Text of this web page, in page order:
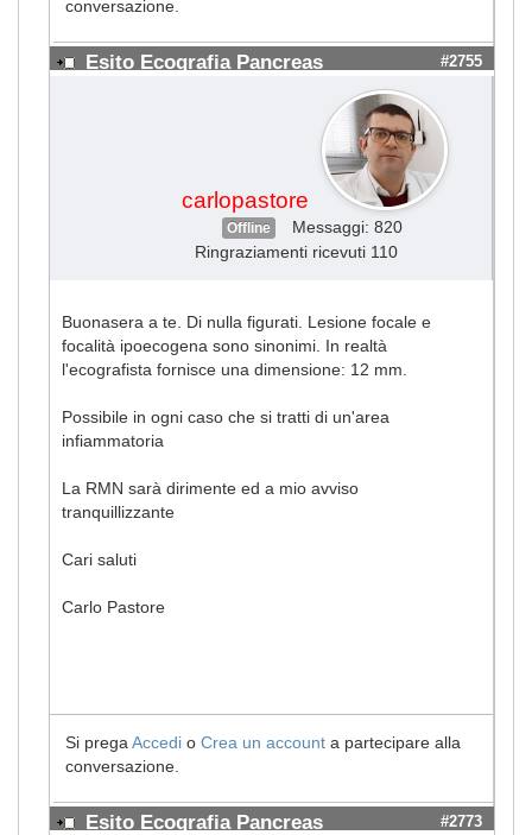
conversazione.
Esito Ecografia Pancreas #2755
carlopastore
Offline
Messaggi: 820
Ringraziamenti ricevuti 110
Buonasera a te. Di nulla figurati. Lesione focale e
focalità ipoecogena sono sinonimi. In realtà
l'ecografista fornisce una dimensione: 12 mm.
Possibile in ogni caso che si tratti di un'area
infiammatoria
La RMN sarà dirimente ed a mio avviso
tranquillizzante
Cari saluti
Carlo Pastore
Si prega Accedi o Crea un account a partecipare alla
conversazione.
Esito Ecografia Pancreas #2773